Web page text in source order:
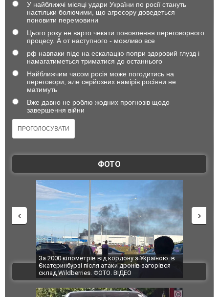
У найближчі місяці удари України по росії стануть
настільки болючими, що агресору доведеться
поновити перемовини
Цього року не варто чекати поновлення переговорного
процесу. А от наступного - можливо все
рф навпаки піде на ескалацію попри здоровий глузд і
намагатиметься триматися до останнього
Найближчим часом росія може погодитись на
переговори, але серйозних намірів росіяни не
матимуть
Вже давно не роблю жодних прогнозів щодо
завершення війни
ФОТО
За 2000 кілометрів від кордону з Україною: в
Єкатеринбурзі після атаки дронів загорівся
склад Wildberries. ФОТО. ВІДЕО
"Мої
ВІДЕО